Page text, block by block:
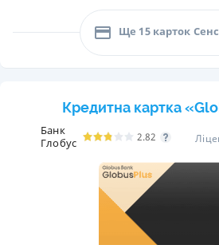
Ще 15 карток
Кредитна картка
Банк
Глобус
2.82